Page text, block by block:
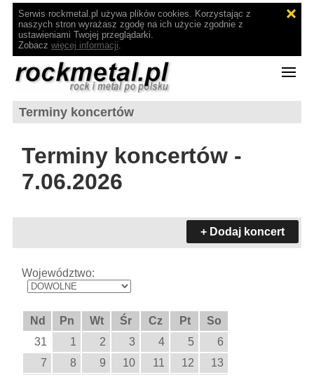
Serwis rockmetal.pl używa plików cookies. Korzystając z
naszych stron wyrażasz zgodę na ich użycie zgodnie z
ustawieniami Twojej przeglądarki.
Zobacz więcej informacji.
Terminy koncertów
Terminy koncertów -
7.06.2026
+ Dodaj koncert
Województwo:
Nd Pn Wt Śr Cz Pt
So
31
1 2 3 4 5
6
7
8 9 10 11 12
13